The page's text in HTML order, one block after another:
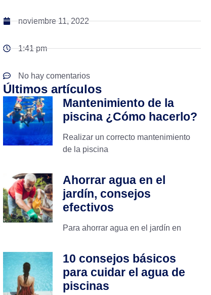
noviembre 11, 2022
1:41 pm
No hay comentarios
Últimos artículos
Mantenimiento de la
piscina ¿Cómo hacerlo?
Realizar un correcto mantenimiento
de la piscina
Ahorrar agua en el
jardín, consejos
efectivos
Para ahorrar agua en el jardín en
10 consejos básicos
para cuidar el agua de
piscinas